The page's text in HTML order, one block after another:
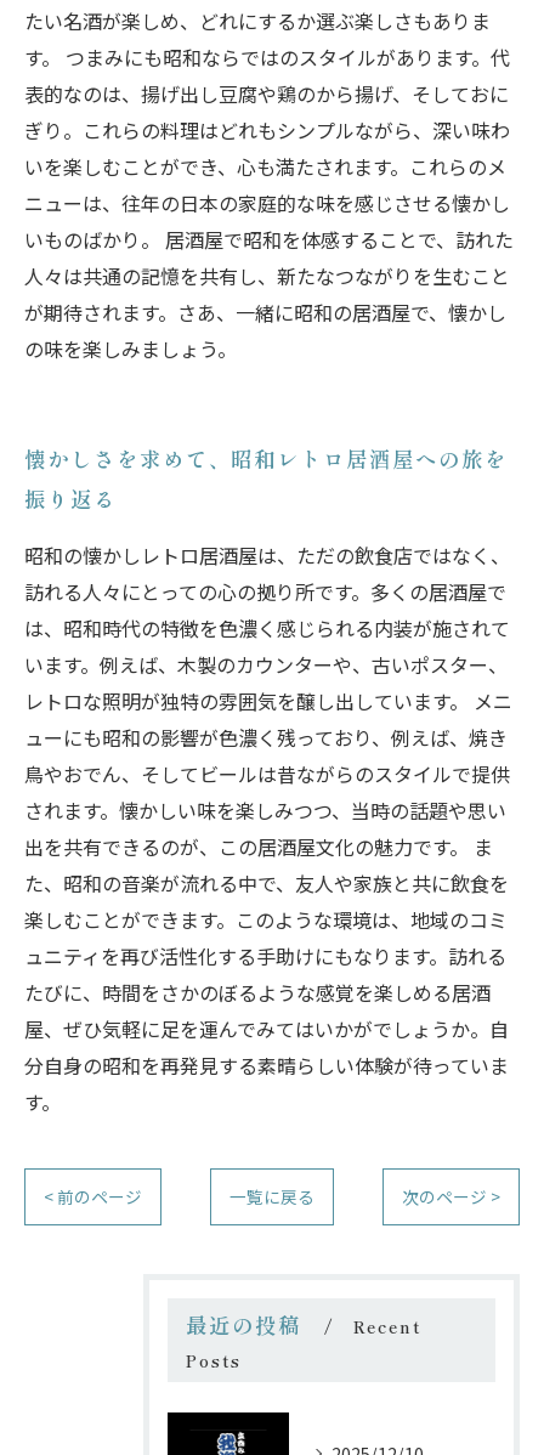
たい名酒が楽しめ、どれにするか選ぶ楽しさもありま
す。 つまみにも昭和ならではのスタイルがあります。代
表的なのは、揚げ出し豆腐や鶏のから揚げ、そしておに
ぎり。これらの料理はどれもシンプルながら、深い味わ
いを楽しむことができ、心も満たされます。これらのメ
ニューは、往年の日本の家庭的な味を感じさせる懐かし
いものばかり。 居酒屋で昭和を体感することで、訪れた
人々は共通の記憶を共有し、新たなつながりを生むこと
が期待されます。さあ、一緒に昭和の居酒屋で、懐かし
の味を楽しみましょう。
懐かしさを求めて、昭和レトロ居酒屋への旅を
振り返る
昭和の懐かしレトロ居酒屋は、ただの飲食店ではなく、
訪れる人々にとっての心の拠り所です。多くの居酒屋で
は、昭和時代の特徴を色濃く感じられる内装が施されて
います。例えば、木製のカウンターや、古いポスター、
レトロな照明が独特の雰囲気を醸し出しています。 メニ
ューにも昭和の影響が色濃く残っており、例えば、焼き
鳥やおでん、そしてビールは昔ながらのスタイルで提供
されます。懐かしい味を楽しみつつ、当時の話題や思い
出を共有できるのが、この居酒屋文化の魅力です。 ま
た、昭和の音楽が流れる中で、友人や家族と共に飲食を
楽しむことができます。このような環境は、地域のコミ
ュニティを再び活性化する手助けにもなります。訪れる
たびに、時間をさかのぼるような感覚を楽しめる居酒
屋、ぜひ気軽に足を運んでみてはいかがでしょうか。自
分自身の昭和を再発見する素晴らしい体験が待っていま
す。
< 前のページ 一覧に戻る 次のページ >
最近の投稿
Recent
Posts